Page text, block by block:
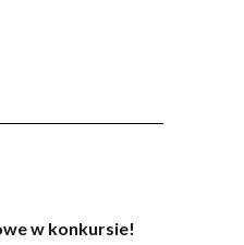
w konkursie!